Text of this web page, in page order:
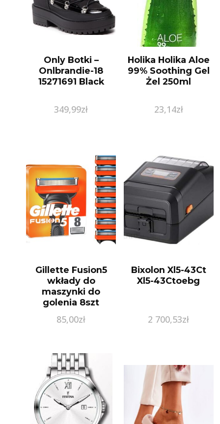
Only Botki –
Onlbrandie-18
15271691 Black
349,99zł
Holika Holika Aloe
99% Soothing Gel
Żel 250ml
23,14zł
Gillette Fusion5
wkłady do
maszynki do
golenia 8szt
85,00zł
Bixolon Xl5-43Ct
Xl5-43Ctoebg
2 700,53zł